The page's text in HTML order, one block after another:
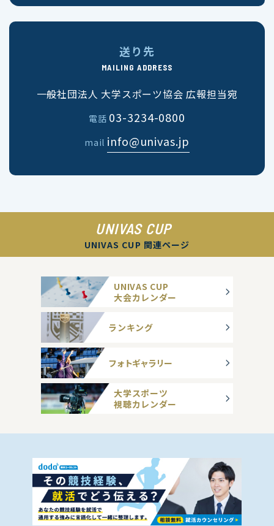
送り先
MAILING ADDRESS
一般社団法人 大学スポーツ協会 広報担当宛
電話 03-3234-0800
mail info@univas.jp
UNIVAS CUP
UNIVAS CUP 関連ページ
UNIVAS CUP
大会カレンダー
ランキング
フォトギャラリー
大学スポーツ
視聴カレンダー